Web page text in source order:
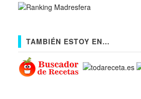
TAMBIÉN ESTOY EN…